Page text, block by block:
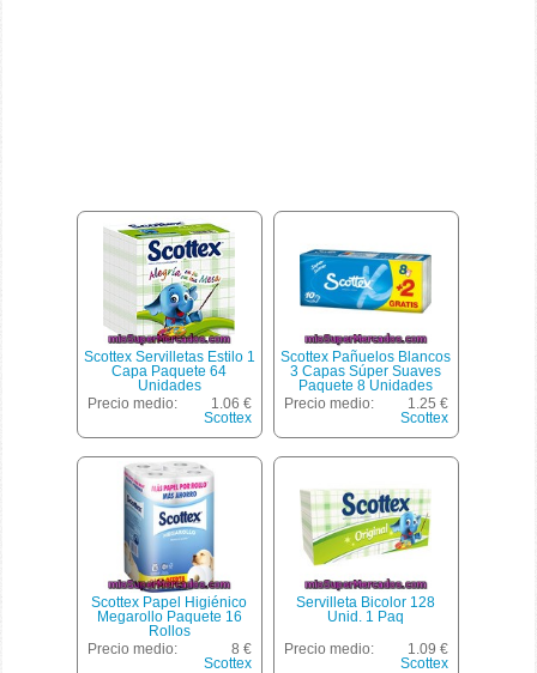
Scottex Servilletas Estilo 1
Capa Paquete 64
Unidades
Precio medio:
1.06 €
Scottex
Scottex Pañuelos Blancos
3 Capas Súper Suaves
Paquete 8 Unidades
Precio medio:
1.25 €
Scottex
Scottex Papel Higiénico
Megarollo Paquete 16
Rollos
Precio medio:
8 €
Scottex
Servilleta Bicolor 128
Unid. 1 Paq
Precio medio:
1.09 €
Scottex